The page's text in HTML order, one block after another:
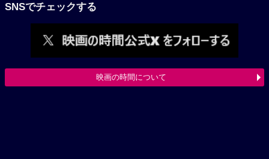
SNSでチェックする
映画の時間について